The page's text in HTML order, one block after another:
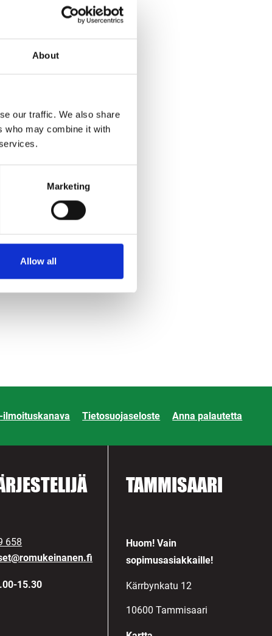
About
our traffic. We also share
who may combine it with
Marketing
Allow all
Tietosuojaseloste Anna palautetta
658
15.30
TAMMISAARI
Huom! Vain
sopimusasiakkaille!
Kärrbynkatu 12
10600 Tammisaari